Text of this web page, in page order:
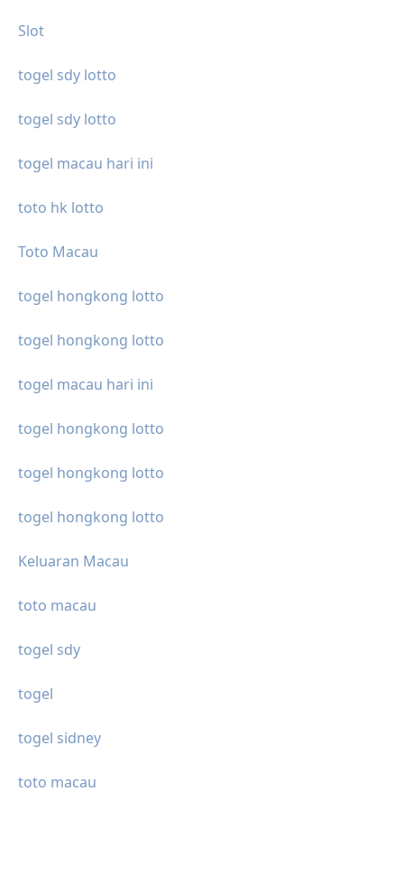
Slot
togel sdy lotto
togel sdy lotto
togel macau hari ini
toto hk lotto
Toto Macau
togel hongkong lotto
togel hongkong lotto
togel macau hari ini
togel hongkong lotto
togel hongkong lotto
togel hongkong lotto
Keluaran Macau
toto macau
togel sdy
togel
togel sidney
toto macau